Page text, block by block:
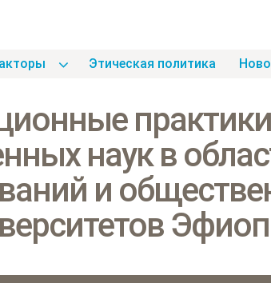
Этическая политика
наук в
и